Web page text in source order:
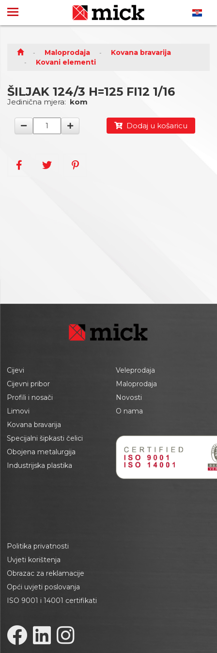
Maloprodaja
Kovana bravarija
Kovani elementi
ŠILJAK 124/3 H=125 FI12 1/16
Jedinična mjera: kom
Dodaj u košaricu
Cijevi
Cijevni pribor
Profili i nosači
Limovi
Kovana bravarija
Specijalni šipkasti čelici
Obojena metalurgija
Industrijska plastika
Veleprodaja
Maloprodaja
Novosti
O nama
Politika privatnosti
Uvjeti korištenja
Obrazac za reklamacije
Opći uvjeti poslovanja
ISO 9001 i 14001 certifikati